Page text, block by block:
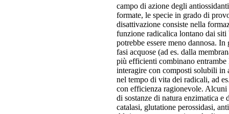
campo di azione degli
formate, le specie in grado di
disattivazione consiste nella
funzione radicalica lontano dai
potrebbe essere meno dannosa.
fasi acquose (ad es. dalla
più efficienti combinano
interagire con composti solubili in
nel tempo di vita dei radicali, ad
con efficienza ragionevole. Alcuni
di sostanze di natura enzimatica e
catalasi, glutatione perossidasi,